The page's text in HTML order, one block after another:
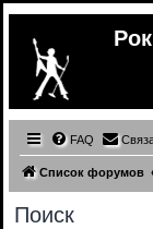
FAQ
Список форумов
Поиск